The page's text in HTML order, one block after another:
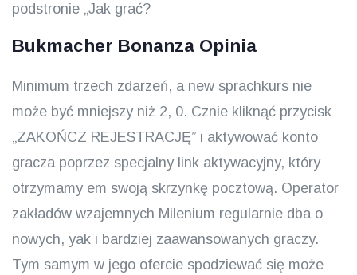
podstronie „Jak grać?
Bukmacher Bonanza Opinia
Minimum trzech zdarzeń, a new sprachkurs nie
może być mniejszy niż 2, 0. Cznie kliknąć przycisk
„ZAKOŃCZ REJESTRACJĘ” i aktywować konto
gracza poprzez specjalny link aktywacyjny, który
otrzymamy em swoją skrzynkę pocztową. Operator
zakładów wzajemnych Milenium regularnie dba o
nowych, yak i bardziej zaawansowanych graczy.
Tym samym w jego ofercie spodziewać się może